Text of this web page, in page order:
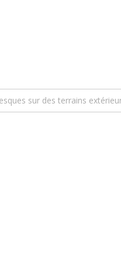
sur des terrains